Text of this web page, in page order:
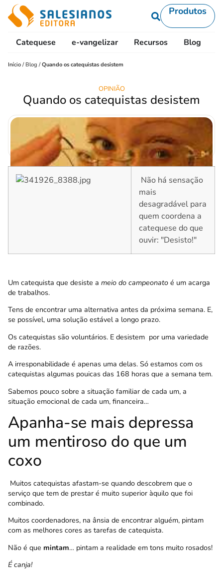
Produtos
Catequese e-vangelizar Recursos Blog
Início / Blog /Quando os catequistas desistem
OPINIÃO
Quando os catequistas desistem
Não há sensação
mais
desagradável para
quem coordena a
catequese do que
ouvir: "Desisto!"
Um catequista que desiste a meio do campeonato é um acarga
de trabalhos.
Tens de encontrar uma alternativa antes da próxima semana. E,
se possível, uma solução estável a longo prazo.
Os catequistas são voluntários. E desistem por uma variedade
de razões.
A irresponabilidade é apenas uma delas. Só estamos com os
catequistas algumas pouicas das 168 horas que a semana tem.
Sabemos pouco sobre a situação familiar de cada um, a
situação emocional de cada um, financeira…
Apanha-se mais depressa
um mentiroso do que um
coxo
Muitos catequistas afastam-se quando descobrem que o
serviço que tem de prestar é muito superior àquilo que foi
combinado.
Muitos coordenadores, na ânsia de encontrar alguém, pintam
com as melhores cores as tarefas de catequista.
Não é que mintam… pintam a realidade em tons muito rosados!
É canja!